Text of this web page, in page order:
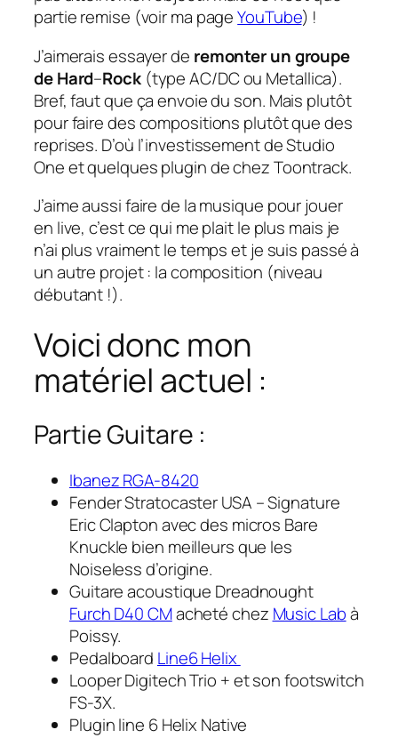
partie remise (voir ma pageYouTube) !
J’aimerais essayer de remonter un groupe
de Hard–Rock(type AC/DC ou Metallica).
Bref, faut que ça envoie du son. Mais plutôt
pour faire des compositions plutôt que des
reprises. D’où l’investissement de Studio
One et quelques plugin de chez Toontrack.
J’aime aussi faire de la musique pour jouer
en live, c’est ce qui me plait le plus mais je
n’ai plus vraiment le temps et je suis passé à
un autre projet : la composition (niveau
débutant !).
Voici donc mon
matériel actuel :
Partie Guitare :
Ibanez RGA-8420
Fender Stratocaster USA – Signature
Eric Clapton avec des micros Bare
Knuckle bien meilleurs que les
Noiseless d’origine.
Guitare acoustique Dreadnought
Furch D40 CMacheté chez Music Labà
Poissy.
Pedalboard Line6 Helix
Looper Digitech Trio + et son footswitch
FS-3X.
Plugin line 6 Helix Native